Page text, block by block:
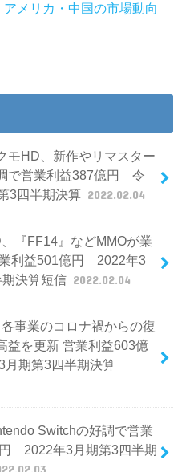
アメリカ・中国の市場動向
モHD、新作やリマスター
で営業利益387億円 令
3四半期決算 2022.02.04
『FF14』などMMOが業
利益501億円 2022年3
決算短信 2022.02.04
事業のコロナ禍からの復
益を更新 営業利益603億
期第3四半期決算
Switchの好調で営業
2022年3月期第3四半期